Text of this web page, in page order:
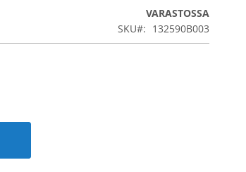
VARASTOSSA
SKU
132590B003